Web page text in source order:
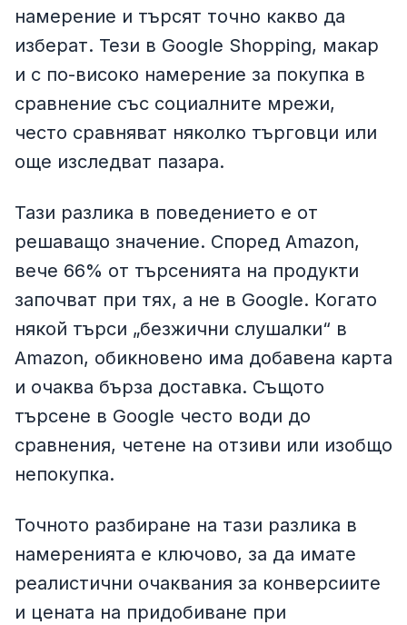
намерение и търсят точно какво да
изберат. Тези в Google Shopping, макар
и с по-високо намерение за покупка в
сравнение със социалните мрежи,
често сравняват няколко търговци или
още изследват пазара.
Тази разлика в поведението е от
решаващо значение. Според Amazon,
вече 66% от търсенията на продукти
започват при тях, а не в Google. Когато
някой търси „безжични слушалки“ в
Amazon, обикновено има добавена карта
и очаква бърза доставка. Същото
търсене в Google често води до
сравнения, четене на отзиви или изобщо
непокупка.
Точното разбиране на тази разлика в
намеренията е ключово, за да имате
реалистични очаквания за конверсиите
и цената на придобиване при